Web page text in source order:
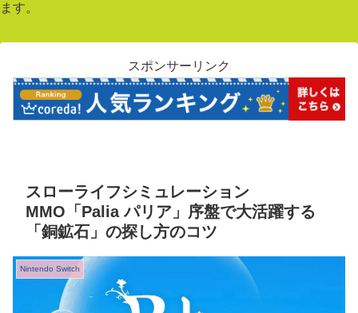
ます。
スポンサーリンク
スローライフシミュレーション
MMO「Palia パリア」序盤で大活躍する
「銅鉱石」の探し方のコツ
Nintendo Switch